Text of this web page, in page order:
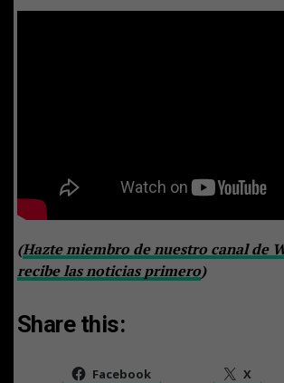
(Hazte miembro de nuestro canal de
recibe las noticias primero)
Share this:
Facebook X